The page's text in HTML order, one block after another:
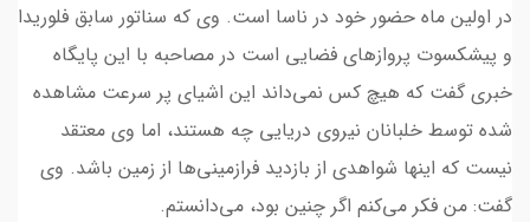
در اولین ماه حضور خود در ناسا است. وی که سناتور سابق فلوریدا
و پیشکسوت پروازهای فضایی است در مصاحبه با این پایگاه
خبری گفت که هیچ کس نمی‌داند این اشیای پر سرعت مشاهده
شده توسط خلبانان نیروی دریایی چه هستند، اما وی معتقد
نیست که اینها شواهدی از بازدید فرازمینی‌ها از زمین باشد. وی
گفت: من فکر می‌کنم اگر چنین بود، می‌دانستم.